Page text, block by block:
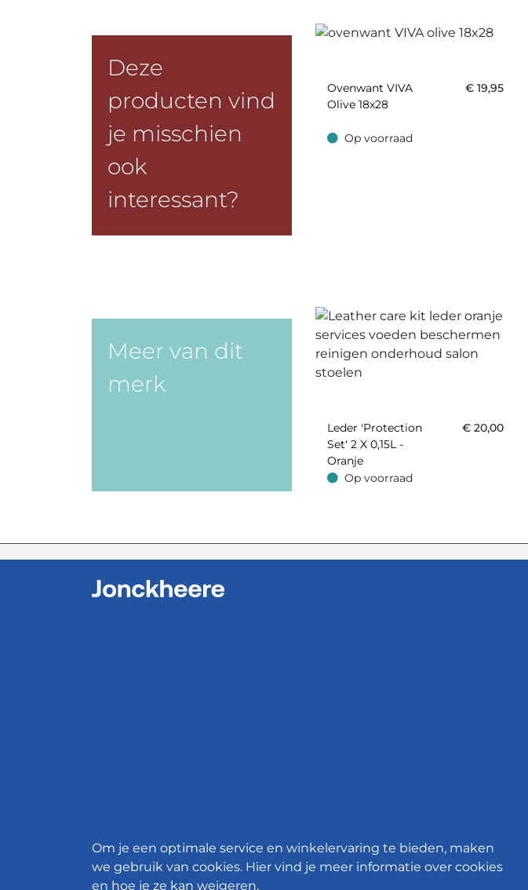
Deze
producten vind
je misschien
ook
interessant?
Ovenwant VIVA
Olive 18x28
€ 19,95
Op voorraad
Op voorraad
Meer van dit
merk
Leder 'Protection
Set' 2 X 0,15L -
Oranje
€ 20,00
Op voorraad
Op voorraad
Om je een optimale service en winkelervaring te bieden, maken
we gebruik van cookies. Hier vind je meer informatie over cookies
en hoe je ze kan weigeren.